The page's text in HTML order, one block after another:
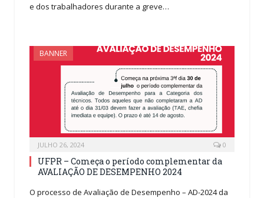
e dos trabalhadores durante a greve…
BANNER
JULHO 26, 2024 0
UFPR – Começa o período complementar da
AVALIAÇÃO DE DESEMPENHO 2024
O processo de Avaliação de Desempenho – AD-2024 da